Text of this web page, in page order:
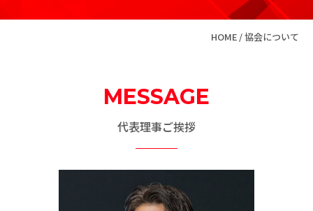
HOME 協会について
MESSAGE
代表理事ご挨拶